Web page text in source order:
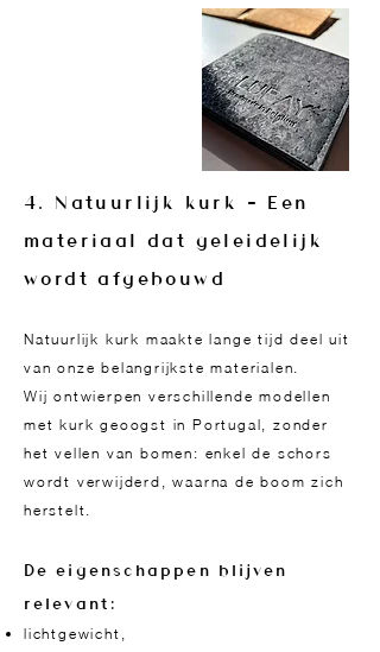
4. Natuurlijk kurk – Een
materiaal dat geleidelijk
wordt afgebouwd
Natuurlijk kurk maakte lange tijd deel uit
van onze belangrijkste materialen.
Wij ontwierpen verschillende modellen
met kurk geoogst in Portugal, zonder
het vellen van bomen: enkel de schors
wordt verwijderd, waarna de boom zich
herstelt.
De eigenschappen blijven
relevant:
lichtgewicht,